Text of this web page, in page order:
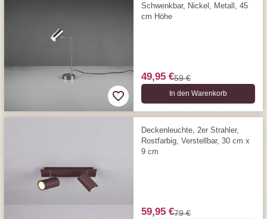
Schwenkbar, Nickel, Metall, 45
cm Höhe
49,95 €59 €
In den Warenkorb
Deckenleuchte, 2er Strahler,
Rostfarbig, Verstellbar, 30 cm x
9 cm
59,95 €79 €